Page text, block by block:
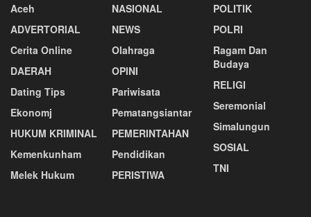
Aceh
ADVERTORIAL
Cerita Online
DAERAH
Dating Tips
Ekonomj
HUKUM KRIMINAL
Kemenkunham
Melek Hukum
NASIONAL
NEWS
Olahraga
OPINI
Pariwisata
Pematangsiantar
PEMERINTAHAN
Pendidikan
PERISTIWA
POLITIK
POLRI
Ragam Dan
Budaya
RELIGI
Seremonial
Simalungun
SOSIAL
TNI